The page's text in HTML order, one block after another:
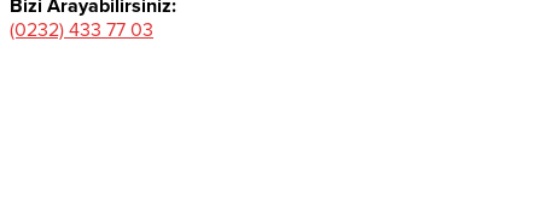
Bizi Arayabilirsiniz:
(0232) 433 77 03